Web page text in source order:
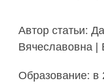
Автор статьи:
Вячеславовна |
Образование: в